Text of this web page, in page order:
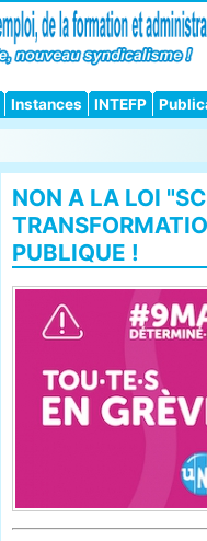
Instances INTEFP
NON A LA LOI
PUBLIQUE !